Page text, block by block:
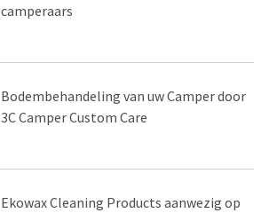
camperaars
Bodembehandeling van uw Camper door
3C Camper Custom Care
Ekowax Cleaning Products aanwezig op